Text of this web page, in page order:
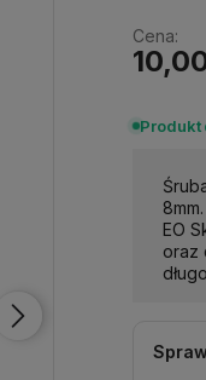
Cena:
Produkt
EO
oraz